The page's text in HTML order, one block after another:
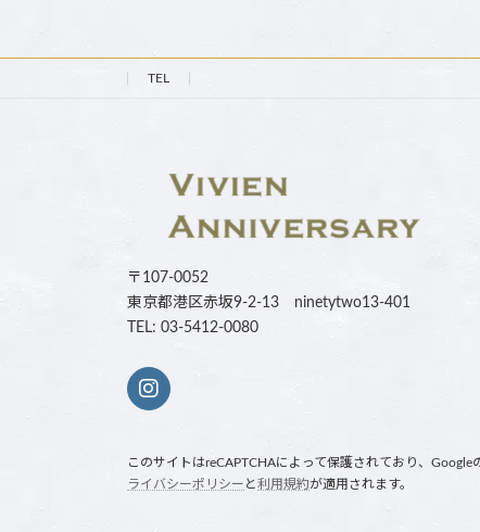
TEL
〒107-0052
東京都港区赤坂9-2-13 ninetytwo13-401
TEL: 03-5412-0080
このサイトはreCAPTCHAによって保護されており、Google
ライバシーポリシー と利用規約が適用されます。